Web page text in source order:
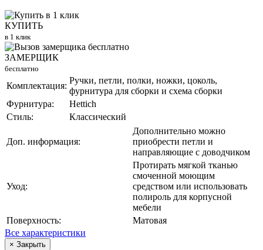
КУПИТЬ
в 1 клик
ЗАМЕРЩИК
бесплатно
Комплектация:
Ручки, петли, полки, ножки, цоколь,
фурнитура для сборки и схема сборки
Фурнитура:
Hettich
Стиль:
Классический
Доп. информация:
Дополнительно можно
приобрести петли и
направляющие с доводчиком
Уход:
Протирать мягкой тканью
смоченной моющим
средством или использовать
полироль для корпусной
мебели
Поверхность:
Матовая
Все характеристики
× Закрыть